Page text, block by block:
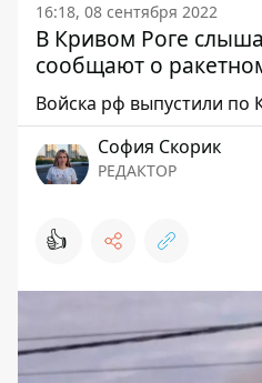
16:18, 08 сентября 2022
В Кривом Роге
сообщают о
Войска рф выпустили по
София Скорик
РЕДАКТОР
👍